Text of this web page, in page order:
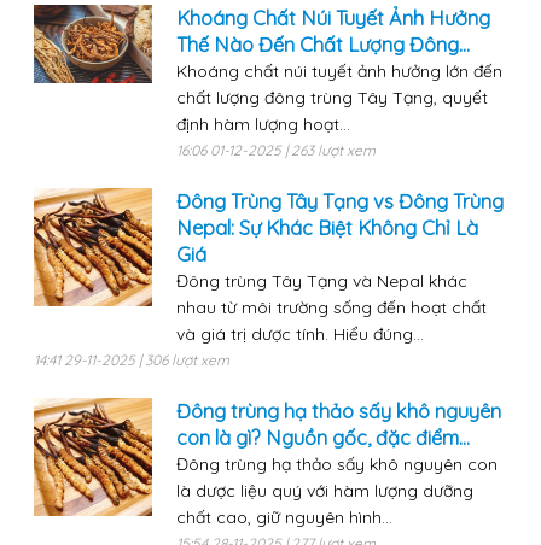
Khoáng Chất Núi Tuyết Ảnh Hưởng
Thế Nào Đến Chất Lượng Đông...
Khoáng chất núi tuyết ảnh hưởng lớn đến
chất lượng đông trùng Tây Tạng, quyết
định hàm lượng hoạt...
16:06 01-12-2025 | 263 lượt xem
Đông Trùng Tây Tạng vs Đông Trùng
Nepal: Sự Khác Biệt Không Chỉ Là
Giá
Đông trùng Tây Tạng và Nepal khác
nhau từ môi trường sống đến hoạt chất
và giá trị dược tính. Hiểu đúng...
14:41 29-11-2025 | 306 lượt xem
Đông trùng hạ thảo sấy khô nguyên
con là gì? Nguồn gốc, đặc điểm...
Đông trùng hạ thảo sấy khô nguyên con
là dược liệu quý với hàm lượng dưỡng
chất cao, giữ nguyên hình...